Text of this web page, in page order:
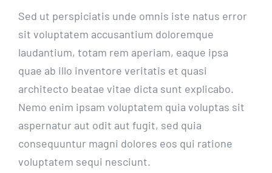
Sed ut perspiciatis unde omnis iste natus error
sit voluptatem accusantium doloremque
laudantium, totam rem aperiam, eaque ipsa
quae ab illo inventore veritatis et quasi
architecto beatae vitae dicta sunt explicabo.
Nemo enim ipsam voluptatem quia voluptas sit
aspernatur aut odit aut fugit, sed quia
consequuntur magni dolores eos qui ratione
voluptatem sequi nesciunt.